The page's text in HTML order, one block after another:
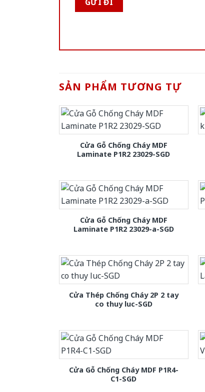
SẢN PHẨM TƯƠNG TỰ
Cửa Gỗ Chống Cháy MDF
Laminate P1R2 23029-SGD
Cửa Gỗ Chống Cháy MDF
Laminate P1R2 23029-a-SGD
Cửa Thép Chống Cháy 2P 2 tay
co thuy luc-SGD
Cửa Gỗ Chống Cháy MDF P1R4-
C1-SGD